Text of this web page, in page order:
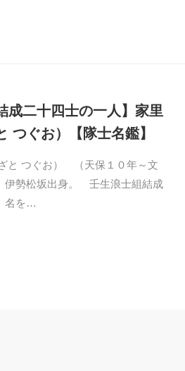
成二十四士の一人】家里
つぐお）【隊士名鑑】
と つぐお） （天保１０年～文
伊勢松坂出身。 壬生浪士組結成
名を…